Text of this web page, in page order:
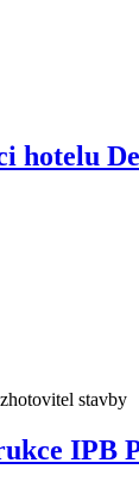
hotelu
stavby
IPB